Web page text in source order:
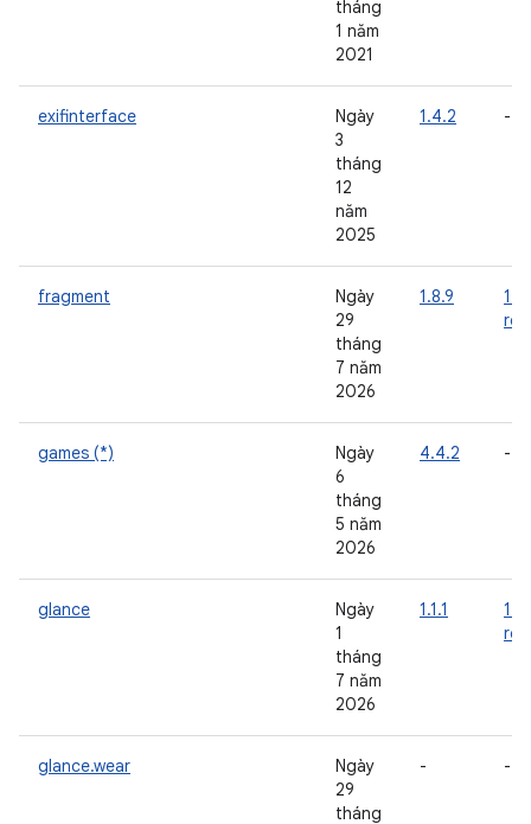
tháng
1 năm
2021
exifinterface
Ngày
3
tháng
12
năm
2025
1.4.2 -
fragment
Ngày
29
tháng
7 năm
2026
1.8.9
games (*)
Ngày
6
tháng
5 năm
2026
4.4.2 -
glance
Ngày
1
tháng
7 năm
2026
1.1.1
glance.wear
Ngày
29
tháng
- -